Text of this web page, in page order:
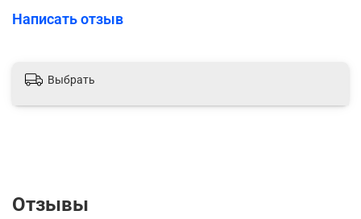
Написать отзыв
Выбрать
Отзывы